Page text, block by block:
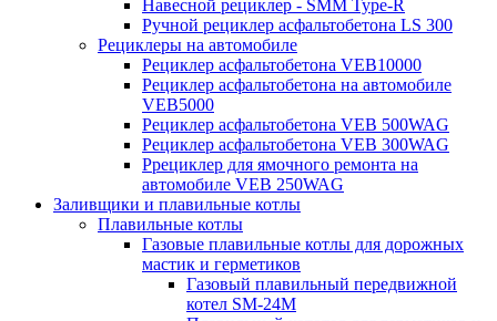
Навесной рециклер - SMM Type-R
Ручной рециклер асфальтобетона LS 300
Рециклеры на автомобиле
Рециклер асфальтобетона VEB10000
Рециклер асфальтобетона на автомобиле
VEB5000
Рециклер асфальтобетона VEB 500WAG
Рециклер асфальтобетона VEB 300WAG
Ррециклер для ямочного ремонта на
автомобиле VEB 250WAG
Заливщики и плавильные котлы
Плавильные котлы
Газовые плавильные котлы для дорожных
мастик и герметиков
Газовый плавильный передвижной
котел SM-24M